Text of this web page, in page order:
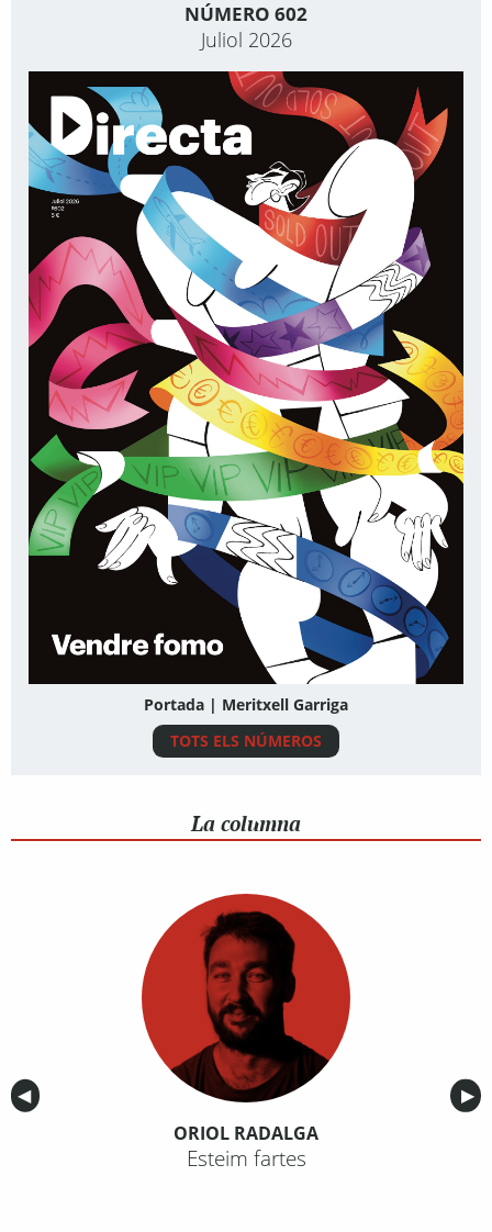
NÚMERO 602
Juliol 2026
Portada | Meritxell Garriga
TOTS ELS NÚMEROS
La columna
Anterior
◀︎ ▶︎
ORIOL RADALGA
Esteim fartes